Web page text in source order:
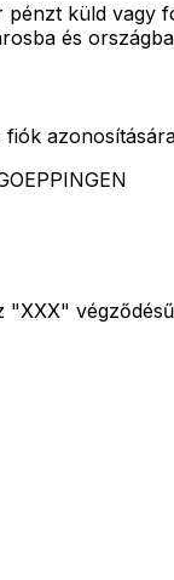
küld vagy
és